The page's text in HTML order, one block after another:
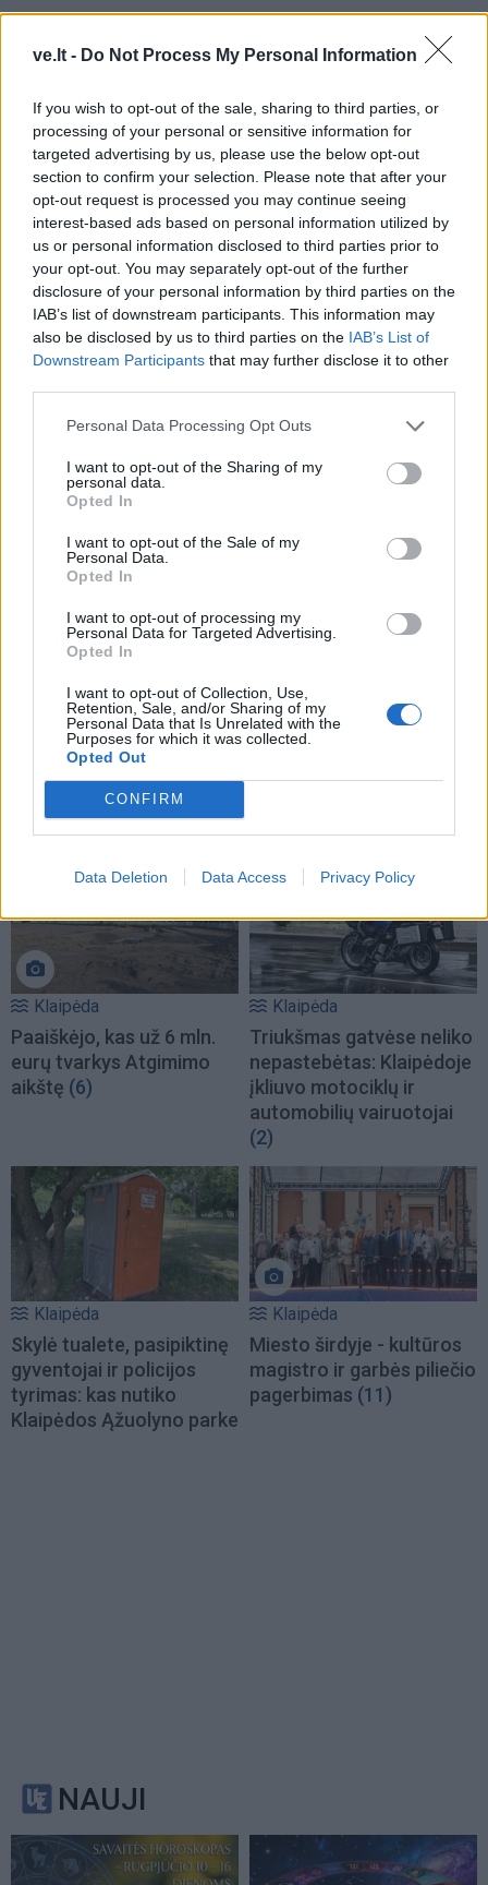
ve.lt - Do Not Process My Personal Information
If you wish to opt-out of the sale, sharing to third parties, or
processing of your personal or sensitive information for
targeted advertising by us, please use the below opt-out
section to confirm your selection. Please note that after your
opt-out request is processed you may continue seeing
interest-based ads based on personal information utilized by
us or personal information disclosed to third parties prior to
your opt-out. You may separately opt-out of the further
disclosure of your personal information by third parties on the
IAB’s list of downstream participants. This information may
also be disclosed by us to third parties on the IAB’s List of
Downstream Participants that may further disclose it to other
Personal Data Processing Opt Outs
I want to opt-out of the Sharing of my
personal data.
Opted In
I want to opt-out of the Sale of my
Personal Data.
Opted In
I want to opt-out of processing my
Personal Data for Targeted Advertising.
Opted In
I want to opt-out of Collection, Use,
Retention, Sale, and/or Sharing of my
Personal Data that Is Unrelated with the
Purposes for which it was collected.
Opted Out
CONFIRM
Data Deletion Data Access Privacy Policy
TAIP PAT SKAITYKITE
Klaipėda
Pareigūnės išėjo į miesto
nepasiduoti sukčių
vilionėms(1)
Klaipėda
liko ir valstybės
Klaipėda
Kas tas paslaptingas
jaunuolis, rytais stovintis
ant tilto?(5)
Klaipėda
Iki vasaros pabaigos
naujas parkas(6)
Klaipėda
Paaiškėjo, kas už 6 mln.
eurų tvarkys Atgimimo
aikštę (6)
Klaipėda
Triukšmas gatvėse neliko
nepastebėtas: Klaipėdoje
įkliuvo motociklų ir
automobilių vairuotojai
(2)
Klaipėda
Skylė tualete, pasipiktinę
gyventojai ir policijos
tyrimas: kas nutiko
Klaipėdos Ąžuolyno parke
Klaipėda
Miesto širdyje - kultūros
magistro ir garbės piliečio
pagerbimas (11)
NAUJI